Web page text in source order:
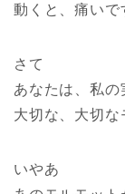
動くと、痛いで
さて
あなたは、私の
大切な、大切な
いやあ